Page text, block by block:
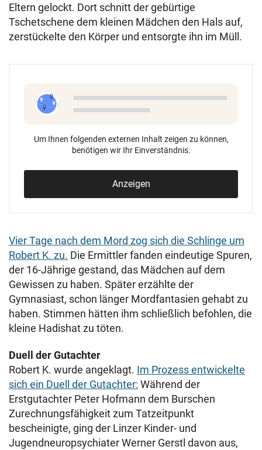
Eltern gelockt. Dort schnitt der gebürtige
Tschetschene dem kleinen Mädchen den Hals auf,
zerstückelte den Körper und entsorgte ihn im Müll.
Um Ihnen folgenden externen Inhalt zeigen zu können,
benötigen wir Ihr Einverständnis.
Anzeigen
Vier Tage nach dem Mord zog sich die Schlinge um
Robert K. zu. Die Ermittler fanden eindeutige Spuren,
der 16-Jährige gestand, das Mädchen auf dem
Gewissen zu haben. Später erzählte der
Gymnasiast, schon länger Mordfantasien gehabt zu
haben. Stimmen hätten ihm schließlich befohlen, die
kleine Hadishat zu töten.
Duell der Gutachter
Robert K. wurde angeklagt. Im Prozess entwickelte
sich ein Duell der Gutachter: Während der
Erstgutachter Peter Hofmann dem Burschen
Zurechnungsfähigkeit zum Tatzeitpunkt
bescheinigte, ging der Linzer Kinder- und
Jugendneuropsychiater Werner Gerstl davon aus,